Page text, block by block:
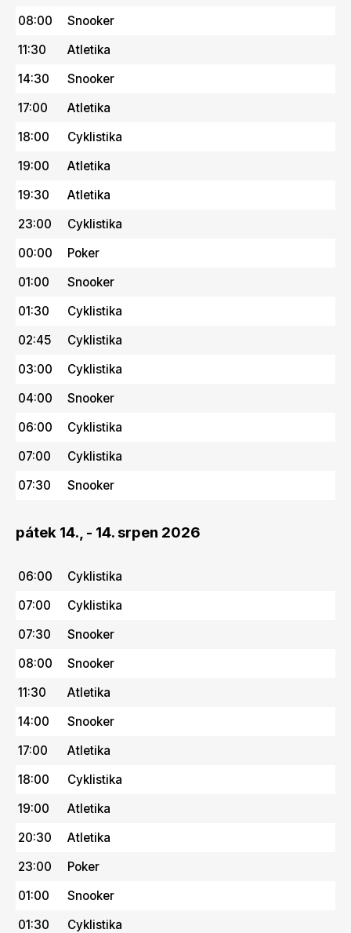
08:00
Snooker
11:30
Atletika
14:30
Snooker
17:00
Atletika
18:00
Cyklistika
19:00
Atletika
19:30
Atletika
23:00
Cyklistika
00:00
Poker
01:00
Snooker
01:30
Cyklistika
02:45
Cyklistika
03:00
Cyklistika
04:00
Snooker
06:00
Cyklistika
07:00
Cyklistika
07:30
Snooker
pátek 14., - 14. srpen 2026
06:00
Cyklistika
07:00
Cyklistika
07:30
Snooker
08:00
Snooker
11:30
Atletika
14:00
Snooker
17:00
Atletika
18:00
Cyklistika
19:00
Atletika
20:30
Atletika
23:00
Poker
01:00
Snooker
01:30
Cyklistika